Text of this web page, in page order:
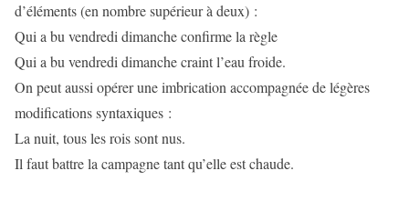
d’éléments (en nombre supérieur à deux) :
Qui a bu vendredi dimanche confirme la règle
Qui a bu vendredi dimanche craint l’eau froide.
On peut aussi opérer une imbrication accompagnée de légères
modifications syntaxiques :
La nuit, tous les rois sont nus.
Il faut battre la campagne tant qu’elle est chaude.